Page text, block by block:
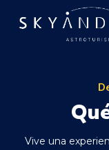
Vive una